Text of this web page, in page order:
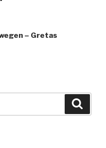
– Gretas